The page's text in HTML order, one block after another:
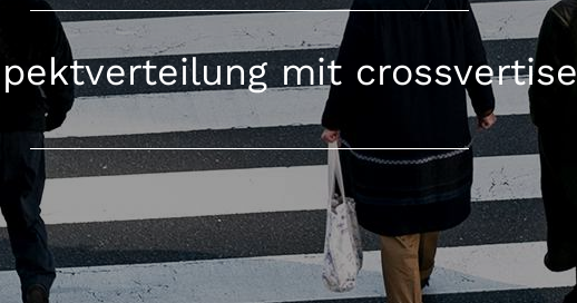
mit crossvertise